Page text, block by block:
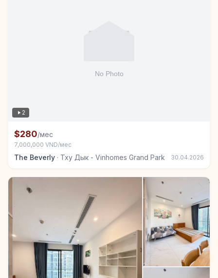
2
Комната в аренду в Тху Дык - Vinhomes Grand Park
$280/мес
7,000,000 VND/мес
The Beverly · Тху Дык - Vinhomes Grand Park 30.04.2026